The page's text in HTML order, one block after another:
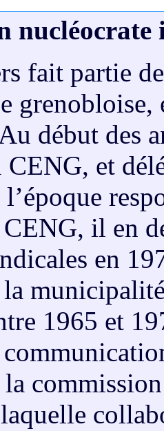
fait partie
début des
CENG, et
il en
en
la
1965 et